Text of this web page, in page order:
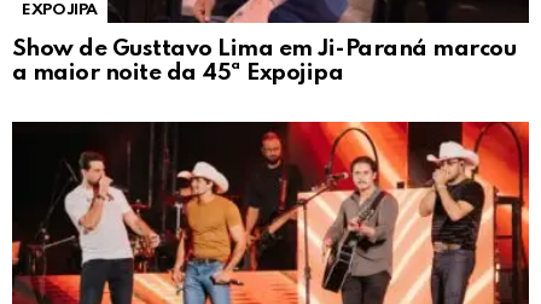
EXPOJIPA
Show de Gusttavo Lima em Ji-Paraná marcou
a maior noite da 45ª Expojipa